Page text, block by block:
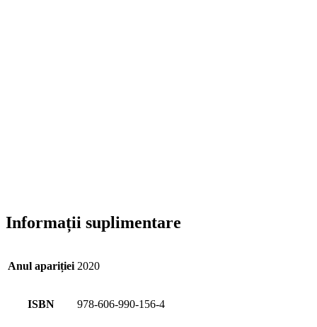
Informații suplimentare
Anul apariției 2020
ISBN 978-606-990-156-4